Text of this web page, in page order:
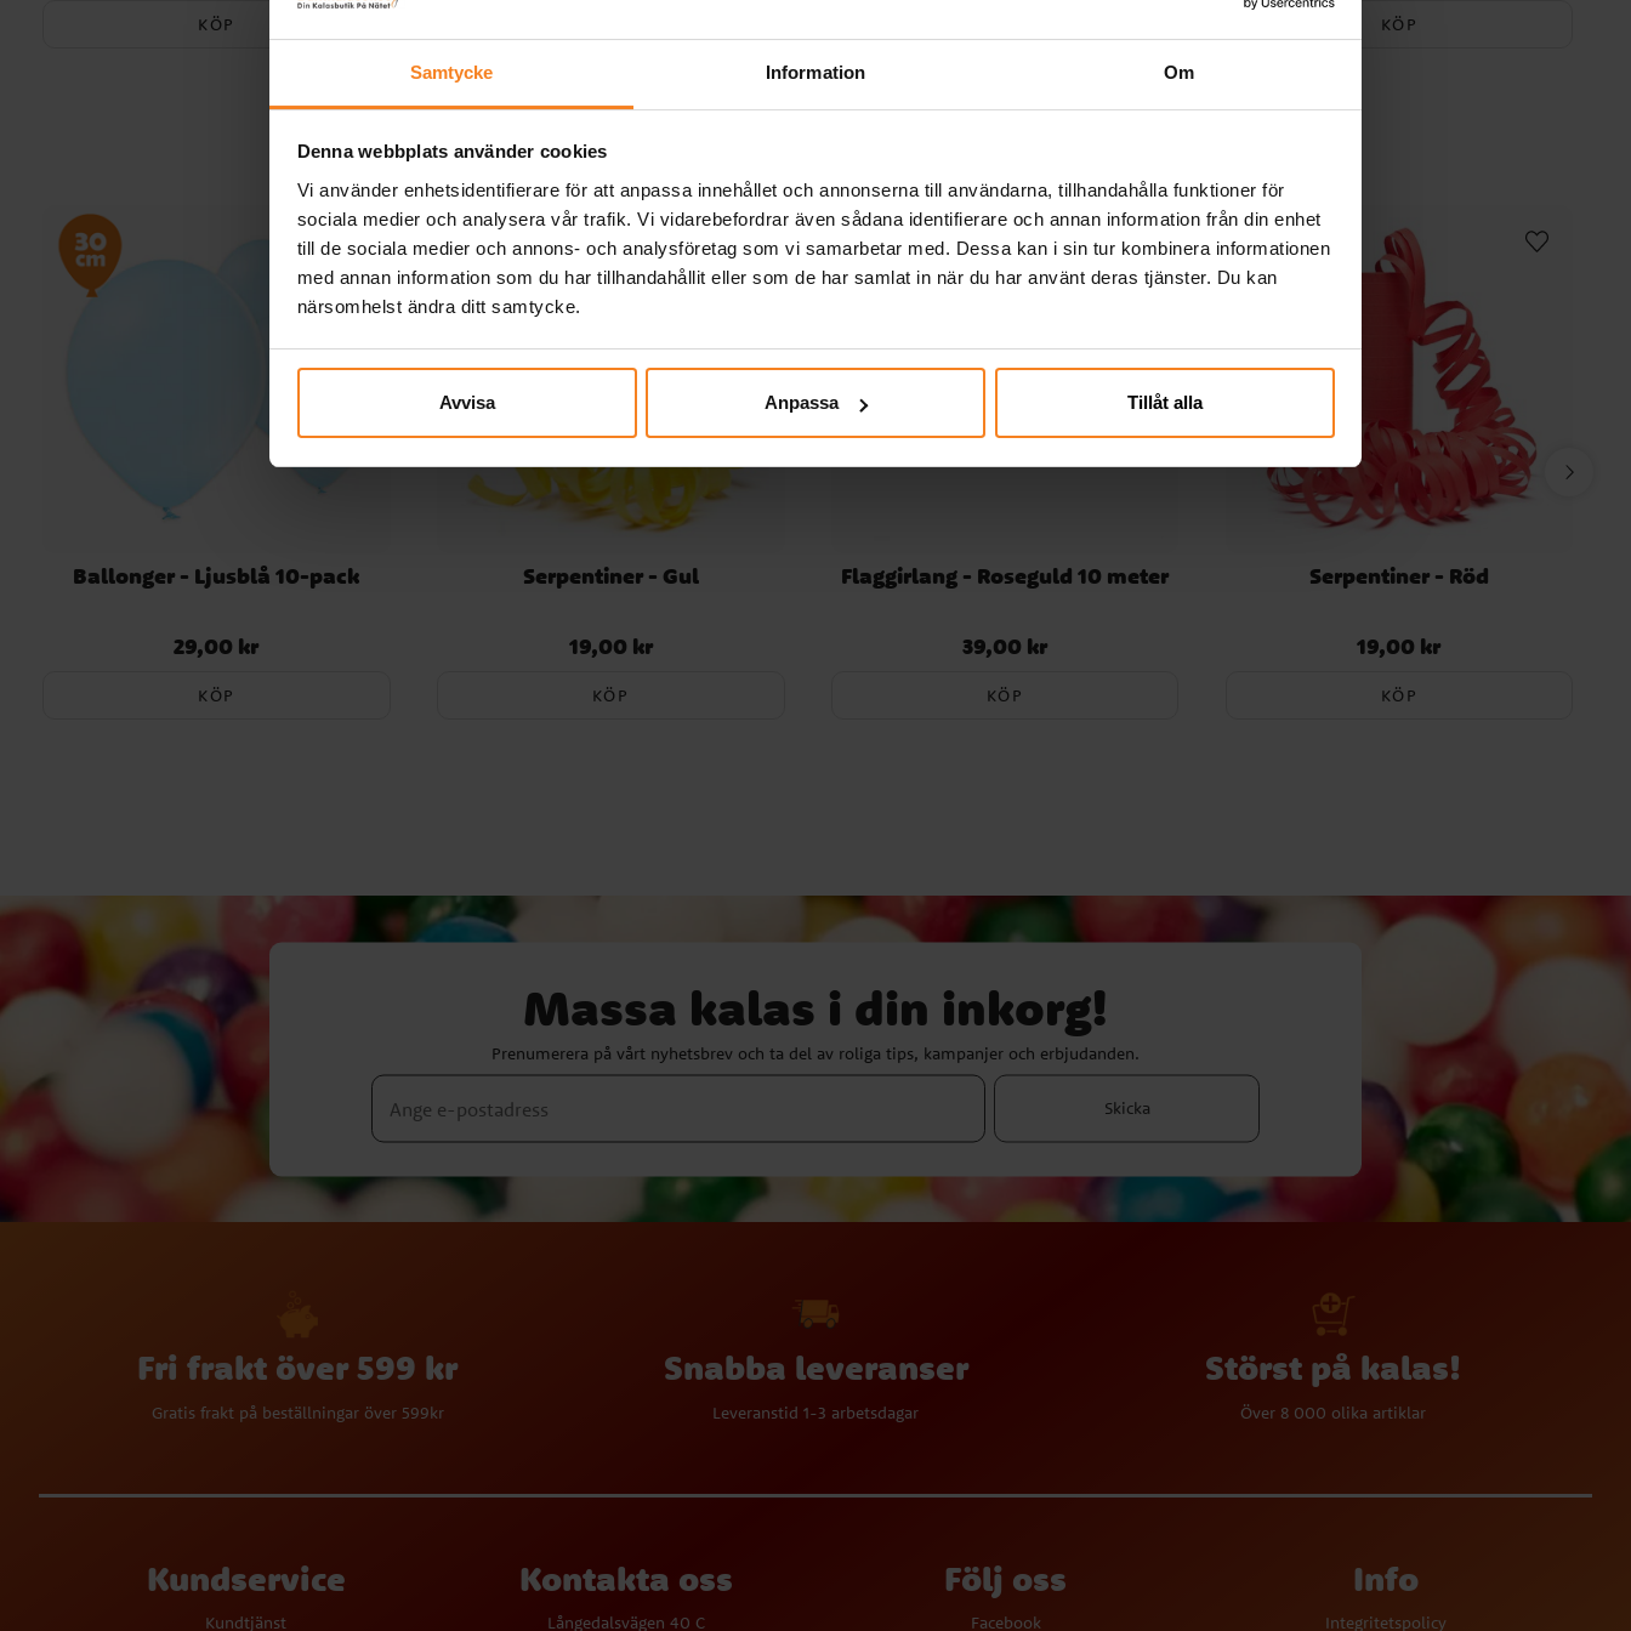
Samtycke Information Om
Denna webbplats använder cookies
Vi använder enhetsidentifierare för att anpassa innehållet och annonserna till användarna, tillhandahålla funktioner för
sociala medier och analysera vår trafik. Vi vidarebefordrar även sådana identifierare och annan information från din enhet
till de sociala medier och annons- och analysföretag som vi samarbetar med. Dessa kan i sin tur kombinera informationen
med annan information som du har tillhandahållit eller som de har samlat in när du har använt deras tjänster. Du kan
närsomhelst ändra ditt samtycke.
Avvisa Anpassa Tillåt alla
KÖP KÖP
Andra köpte även
Ballonger - Ljusblå 10-pack
Pris:29,00 kr
29,00 kr
KÖP
Serpentiner - Gul
Pris:19,00 kr
19,00 kr
KÖP
Flaggirlang - Roseguld 10 meter
Pris:39,00 kr
39,00 kr
KÖP
Serpentiner - Röd
Pris:19,00 kr
19,00 kr
KÖP
Massa kalas i din inkorg!
Prenumerera på vårt nyhetsbrev och ta del av roliga tips, kampanjer och erbjudanden.
Skicka
Fri frakt över 599 kr
Gratis frakt på beställningar över 599kr
Snabba leveranser
Leveranstid 1-3 arbetsdagar
Störst på kalas!
Över 8 000 olika artiklar
Kundservice
Kundtjänst
Kontakta oss
Långedalsvägen 40 C
Följ oss
Facebook
Info
Integritetspolicy